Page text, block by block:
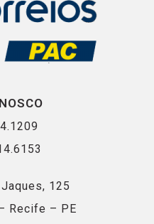
125
Recife – PE